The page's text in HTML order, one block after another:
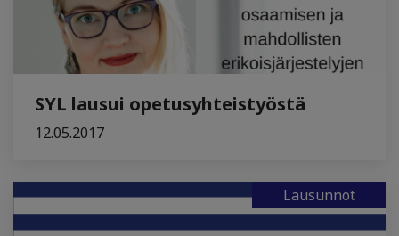
SYL lausui opetusyhteistyöstä
12.05.2017
Lausunnot